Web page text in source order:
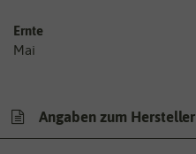
Ernte
Mai
Angaben zum Hersteller